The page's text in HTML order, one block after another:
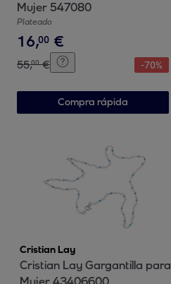
Mujer 547080
Plateado
16,00 €
55,00 € -70%
Compra rápida
Cristian Lay
Cristian Lay Gargantilla para